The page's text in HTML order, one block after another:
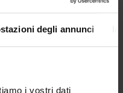
degli annunci
i vostri dati
Requirements